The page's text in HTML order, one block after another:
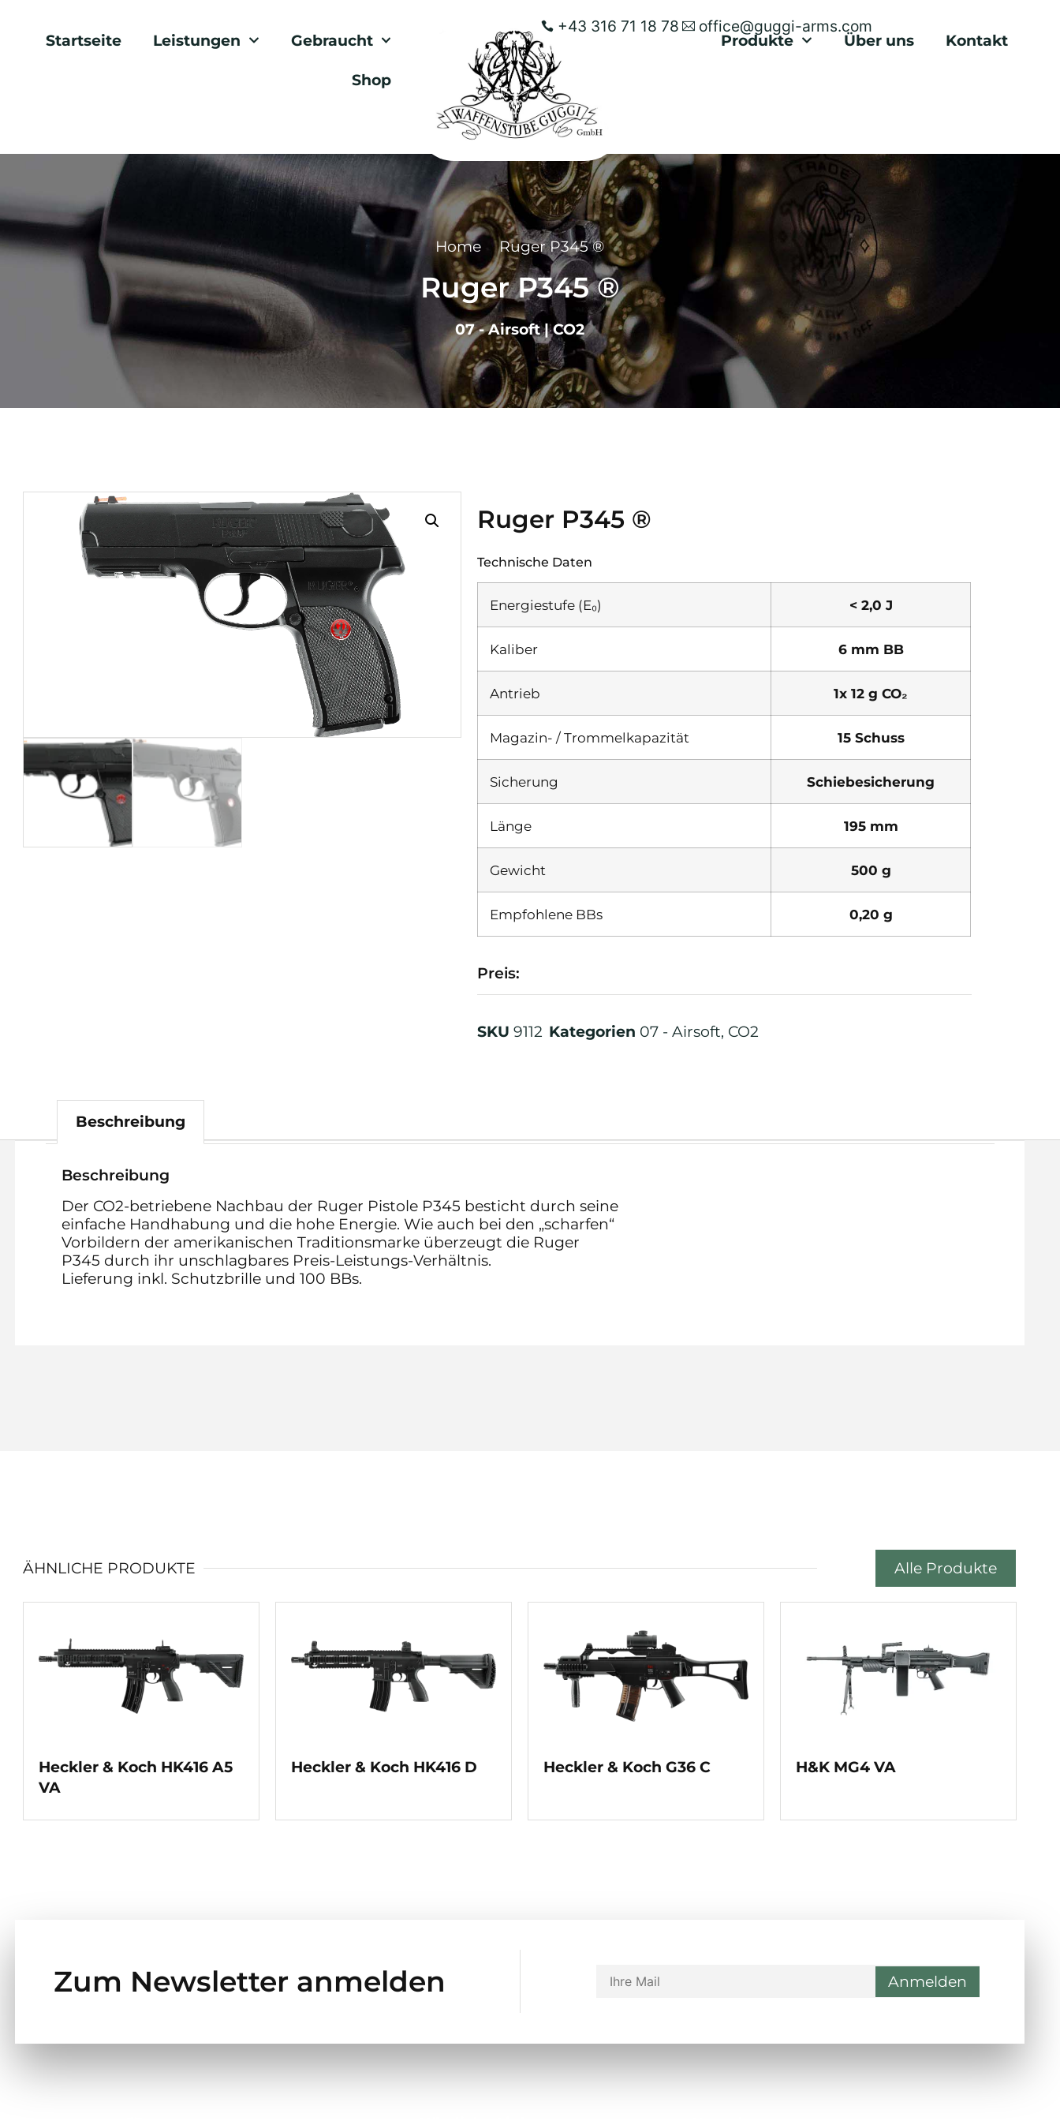
+43 316 71 18 78 office@guggi-arms.com
Startseite Leistungen Gebraucht
Shop
Produkte Über uns Kontakt
Home Ruger P345 ®
Ruger P345 ®
07 - Airsoft|CO2
Ruger P345 ®
Technische Daten
Energiestufe (E₀) < 2,0 J
Kaliber 6 mm BB
Antrieb 1x 12 g CO₂
Magazin- / Trommelkapazität 15 Schuss
Sicherung Schiebesicherung
Länge 195 mm
Gewicht 500 g
Empfohlene BBs 0,20 g
Preis:
SKU9112 Kategorien 07 - Airsoft, CO2
Beschreibung
Beschreibung
Der CO2-betriebene Nachbau der Ruger Pistole P345 besticht durch seine
einfache Handhabung und die hohe Energie. Wie auch bei den „scharfen“
Vorbildern der amerikanischen Traditionsmarke überzeugt die Ruger
P345 durch ihr unschlagbares Preis-Leistungs-Verhältnis.
Lieferung inkl. Schutzbrille und 100 BBs.
ÄHNLICHE PRODUKTE Alle Produkte
Heckler & Koch HK416 A5
VA
Heckler & Koch HK416 D Heckler & Koch G36 C H&K MG4 VA
Zum Newsletter anmelden